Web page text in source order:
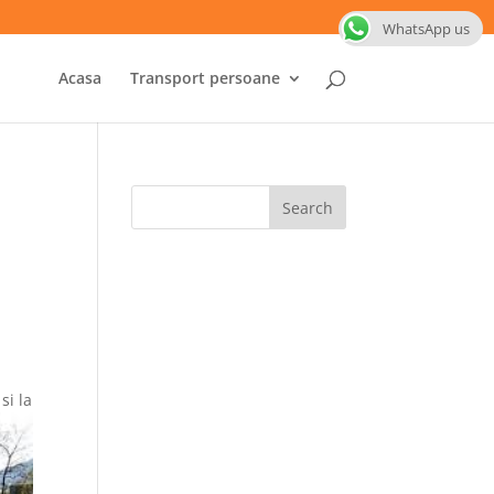
Acasa Transport persoane
la
WhatsApp us